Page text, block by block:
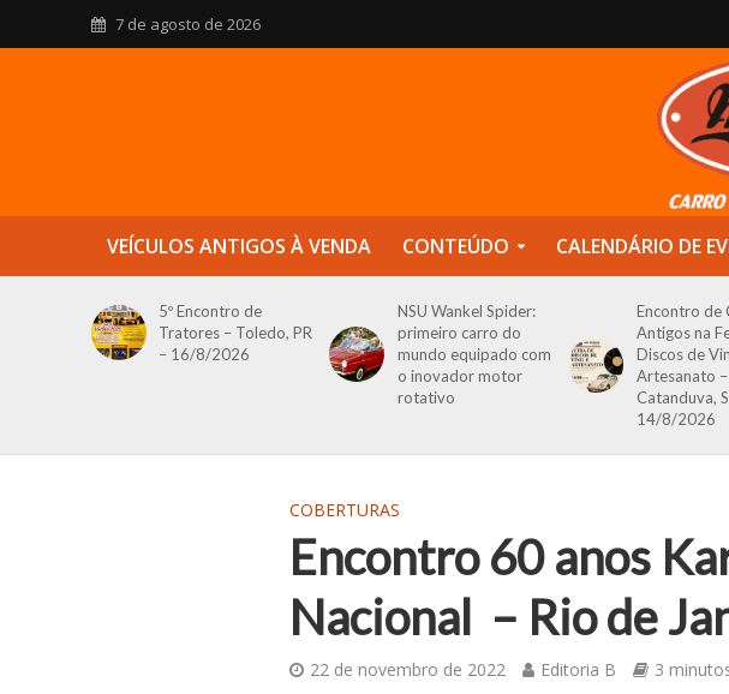
7 de agosto de 2026
VEÍCULOS ANTIGOS À VENDA CONTEÚDO CALENDÁRIO DE
5º Encontro de
Tratores – Toledo, PR
– 16/8/2026
NSU Wankel Spider:
primeiro carro do
mundo equipado com
o inovador motor
rotativo
Encontro de
Antigos na
Discos de
Artesanato –
Catanduva,
14/8/2026
COBERTURAS
Encontro 60 anos
Nacional – Rio de
22 de novembro de 2022 Editoria B 3